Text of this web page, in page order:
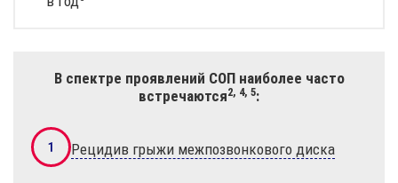
В спектре проявлений СОП наиболее часто
встречаются2, 4, 5:
Рецидив грыжи межпозвонкового диска